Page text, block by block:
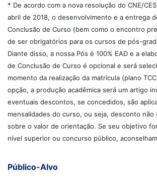
* De acordo com a nova resolução do CNE/
abril de 2018, o desenvolvimento e a entrega
Conclusão de Curso (bem como o encontro
de ser obrigatórios para os cursos de pós-
Diante disso, a nossa Pós é 100% EAD e a
de Conclusão de Curso é opcional e será
momento da realização da matrícula (plano
opção, a produção acadêmica será um artigo
eventuais descontos, se concedidos, são
mensalidades do curso, ou seja, desconto não
sobre o valor de orientação. Se seu objetivo
nível superior ou concurso público,
Público-Alvo